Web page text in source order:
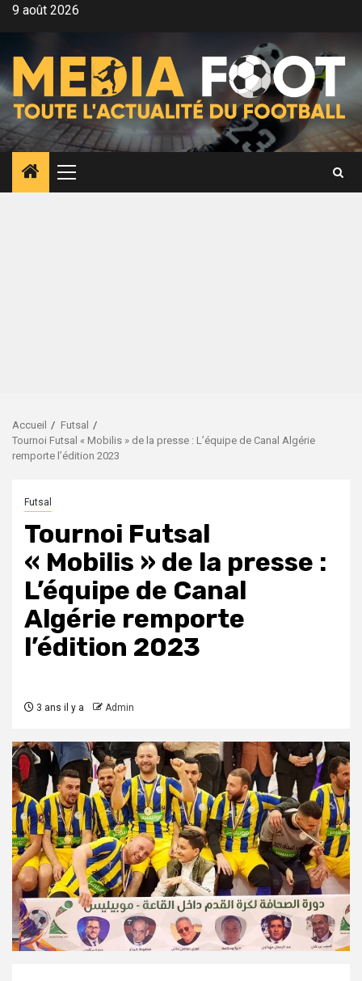
Aller9 août 2026
Menu
principal
Accueil
Futsal
Tournoi Futsal « Mobilis » de la presse : L’équipe de Canal Algérie
remporte l’édition 2023
Futsal
Tournoi Futsal
« Mobilis » de la presse :
L’équipe de Canal
Algérie remporte
l’édition 2023
3 ans il y a Admin